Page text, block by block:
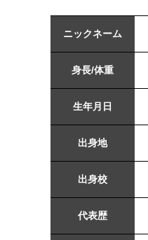
ニックネーム
身長/体重
生年月日
出身地
出身校
代表歴